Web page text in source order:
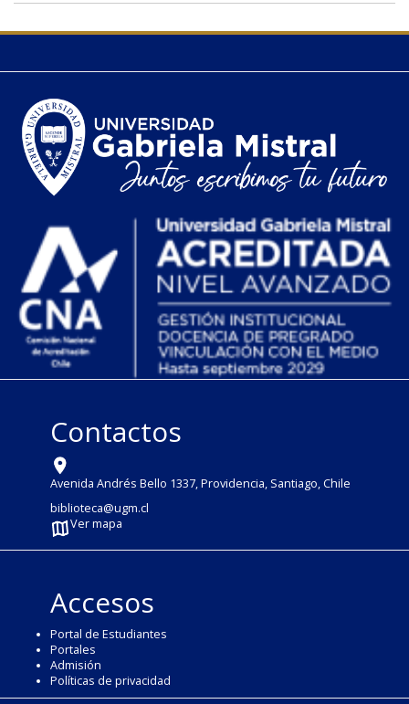
Contactos
Avenida Andrés Bello 1337, Providencia, Santiago, Chile
biblioteca@ugm.cl
Ver mapa
Accesos
Portal de Estudiantes
Portales
Admisión
Políticas de privacidad